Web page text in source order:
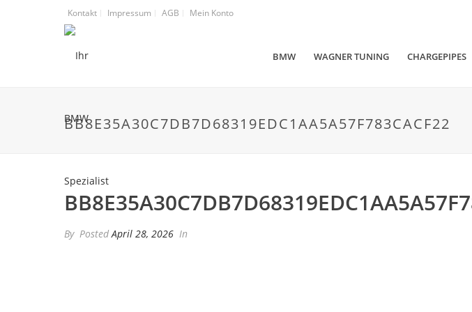
Kontakt Impressum AGB Mein Konto
BMW WAGNER TUNING CHARGEPIPES
BB8E35A30C7DB7D68319EDC1AA5A57F783CACF22
By PostedApril 28, 2026 In